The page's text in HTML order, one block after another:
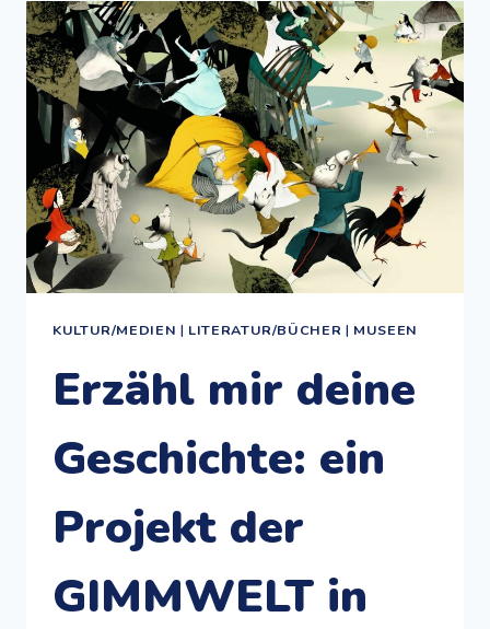
SCHAF
UND
DIE
GESCHICHTE
DER
BALLONFAHRT
KULTUR/MEDIEN | LITERATUR/BÜCHER | MUSEEN
Erzähl mir deine
Geschichte: ein
Projekt der
GIMMWELT in